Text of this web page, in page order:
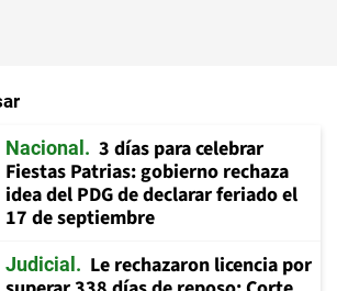
Nacional
3 días para celebrar
Fiestas Patrias: gobierno rechaza
idea del PDG de declarar feriado el
17 de septiembre
Judicial
Le rechazaron licencia por